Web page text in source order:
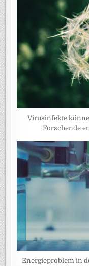
Virusinfekte
Forschende
Energieproblem in